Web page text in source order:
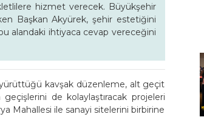
hizmet verecek. Büyükşehir
Başkan Akyürek, şehir estetiğini
alandaki ihtiyaca cevap vereceğini
kavşak düzenleme, alt geçit
de kolaylaştıracak projeleri
Mahallesi ile sanayi sitelerini birbirine